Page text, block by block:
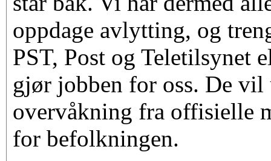
oppdage avlytting, og
PST, Post og Teletilsynet
gjør jobben for oss. De vil
overvåkning fra offisielle
for befolkningen.